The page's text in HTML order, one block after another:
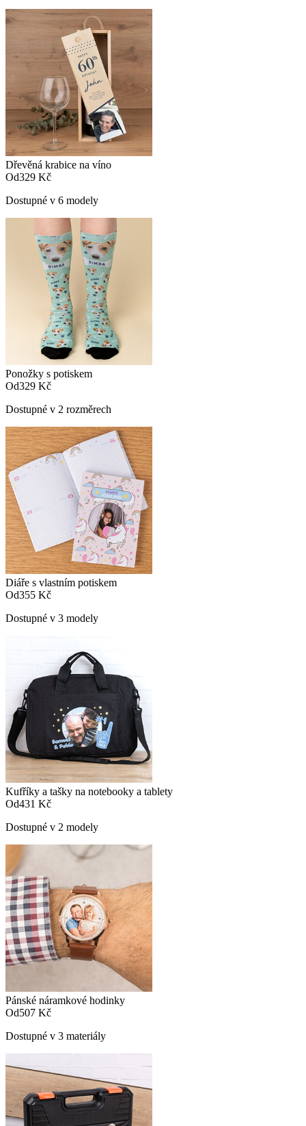
Dřevěná krabice na víno
Od329 Kč
Dostupné v 6 modely
Ponožky s potiskem
Od329 Kč
Dostupné v 2 rozměrech
Diáře s vlastním potiskem
Od355 Kč
Dostupné v 3 modely
Kufříky a tašky na notebooky a tablety
Od431 Kč
Dostupné v 2 modely
Pánské náramkové hodinky
Od507 Kč
Dostupné v 3 materiály